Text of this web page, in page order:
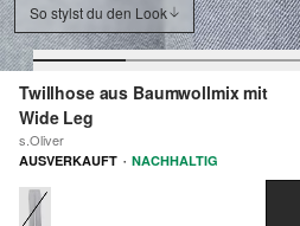
So stylst du den Look
Twillhose aus Baumwollmix mit
Wide Leg
s.Oliver
AUSVERKAUFT · NACHHALTIG